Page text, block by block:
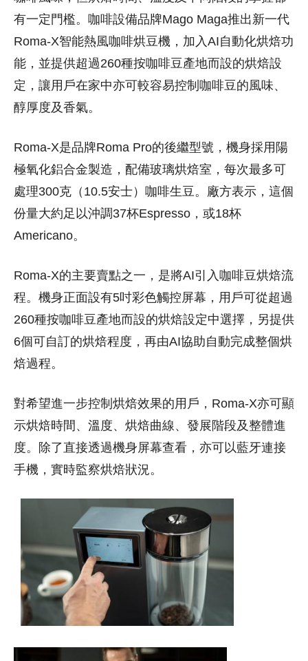
有一定門檻。咖啡設備品牌Mago Maga推出新一代
Roma-X智能熱風咖啡烘豆機，加入AI自動化烘焙功
能，並提供超過260種按咖啡豆產地而設的烘焙設
定，讓用戶在家中亦可較容易控制咖啡豆的風味、
醇厚度及香氣。
Roma-X是品牌Roma Pro的後繼型號，機身採用陽
極氧化鋁合金製造，配備玻璃烘焙室，每次最多可
處理300克（10.5安士）咖啡生豆。廠方表示，這個
份量大約足以沖調37杯Espresso，或18杯
Americano。
Roma-X的主要賣點之一，是將AI引入咖啡豆烘焙流
程。機身正面設有5吋彩色觸控屏幕，用戶可從超過
260種按咖啡豆產地而設的烘焙設定中選擇，另提供
6個可自訂的烘焙程度，再由AI協助自動完成整個烘
焙過程。
對希望進一步控制烘焙效果的用戶，Roma-X亦可顯
示烘焙時間、溫度、烘焙曲線、發展階段及整體進
度。除了直接透過機身屏幕查看，亦可以藍牙連接
手機，實時監察烘焙狀況。